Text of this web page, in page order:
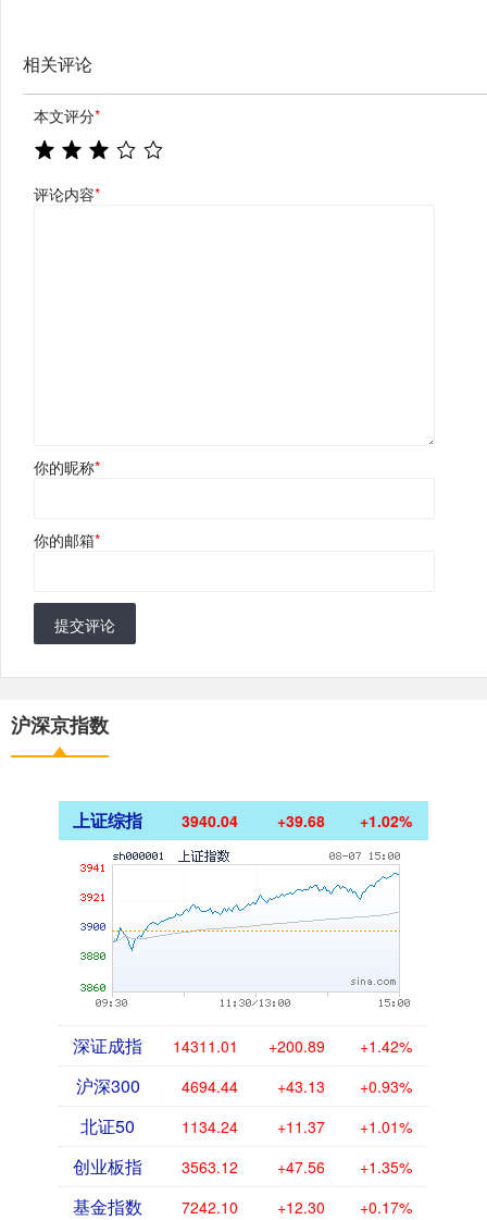
相关评论
本文评分*
评论内容*
你的昵称*
你的邮箱*
提交评论
沪深京指数
上证综指 3940.04 +39.68 +1.02%
深证成指 14311.01 +200.89 +1.42%
沪深300 4694.44 +43.13 +0.93%
北证50 1134.24 +11.37 +1.01%
创业板指 3563.12 +47.56 +1.35%
基金指数 7242.10 +12.30 +0.17%